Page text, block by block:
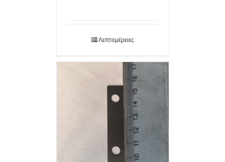
Λεπτομέρειες